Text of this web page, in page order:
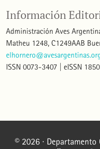
Información
Administración Aves
Matheu 1248, C1249AAB
ISSN 0073-3407 | eISSN
© 2026 ·